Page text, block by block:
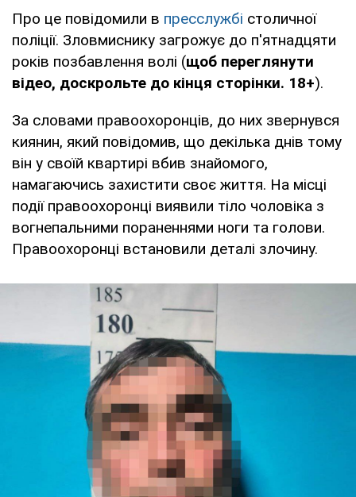
Про це повідомили в пресслужбі столичної
поліції. Зловмиснику загрожує до п'ятнадцяти
років позбавлення волі (щоб переглянути
відео, доскрольте до кінця сторінки. 18+).
За словами правоохоронців, до них звернувся
киянин, який повідомив, що декілька днів тому
він у своїй квартирі вбив знайомого,
намагаючись захистити своє життя. На місці
події правоохоронці виявили тіло чоловіка з
вогнепальними пораненнями ноги та голови.
Правоохоронці встановили деталі злочину.